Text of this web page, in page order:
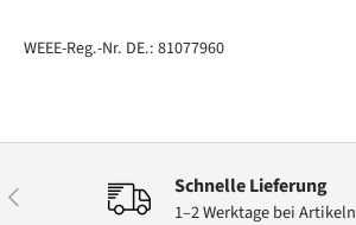
WEEE-Reg.-Nr. DE.: 81077960
Vorherige Schnelle Lieferung
1–2 Werktage bei